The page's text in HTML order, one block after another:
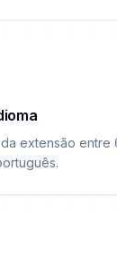
extensão entre